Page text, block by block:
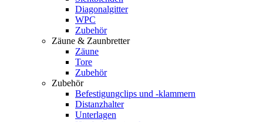
Diagonalgitter
WPC
Zubehör
Zäune & Zaunbretter
Zäune
Tore
Zubehör
Zubehör
Befestigungclips und -klammern
Distanzhalter
Unterlagen